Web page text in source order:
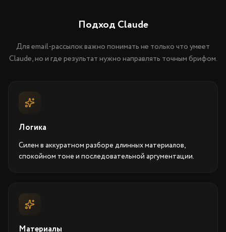
Подход Claude
Для email-рассылок важно понимать не только что умеет
Claude, но и где результат нужно направлять точным брифом.
Логика
Силен в аккуратном разборе длинных материалов,
спокойном тоне и последовательной аргументации.
Материалы